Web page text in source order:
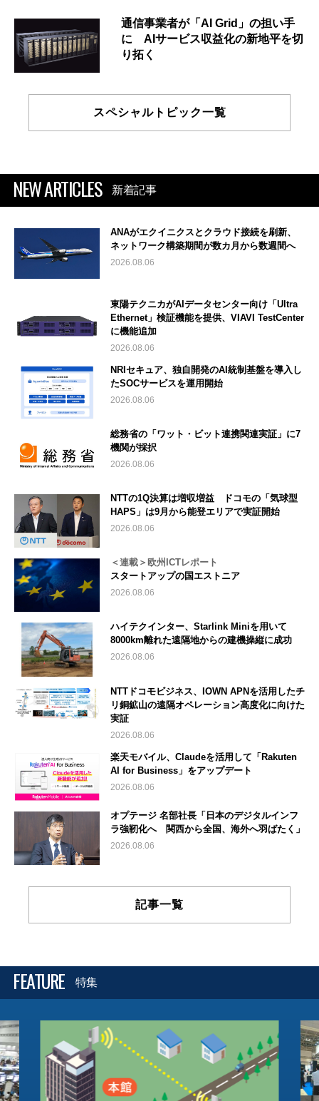
通信事業者が「AI Grid」の担い手
に AIサービス収益化の新地平を切
り拓く
スペシャルトピック一覧
NEW ARTICLES 新着記事
ANAがエクイニクスとクラウド接続を刷新、
ネットワーク構築期間が数カ月から数週間へ
2026.08.06
東陽テクニカがAIデータセンター向け「Ultra
Ethernet」検証機能を提供、VIAVI TestCenter
に機能追加
2026.08.06
NRIセキュア、独自開発のAI統制基盤を導入し
たSOCサービスを運用開始
2026.08.06
総務省の「ワット・ビット連携関連実証」に7
機関が採択
2026.08.06
NTTの1Q決算は増収増益 ドコモの「気球型
HAPS」は9月から能登エリアで実証開始
2026.08.06
＜連載＞欧州ICTレポート
スタートアップの国エストニア
2026.08.06
ハイテクインター、Starlink Miniを用いて
8000km離れた遠隔地からの建機操縦に成功
2026.08.06
NTTドコモビジネス、IOWN APNを活用したチ
リ銅鉱山の遠隔オペレーション高度化に向けた
実証
2026.08.06
楽天モバイル、Claudeを活用して「Rakuten
AI for Business」をアップデート
2026.08.06
オプテージ 名部社長「日本のデジタルインフ
ラ強靭化へ 関西から全国、海外へ羽ばたく」
2026.08.06
記事一覧
FEATURE 特集